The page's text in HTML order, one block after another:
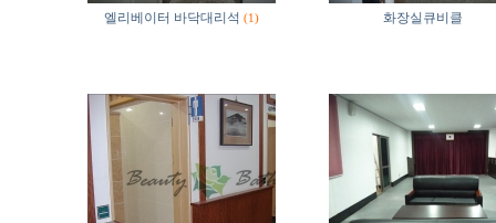
엘리베이터 바닥대리석 (1) 화장실큐비클